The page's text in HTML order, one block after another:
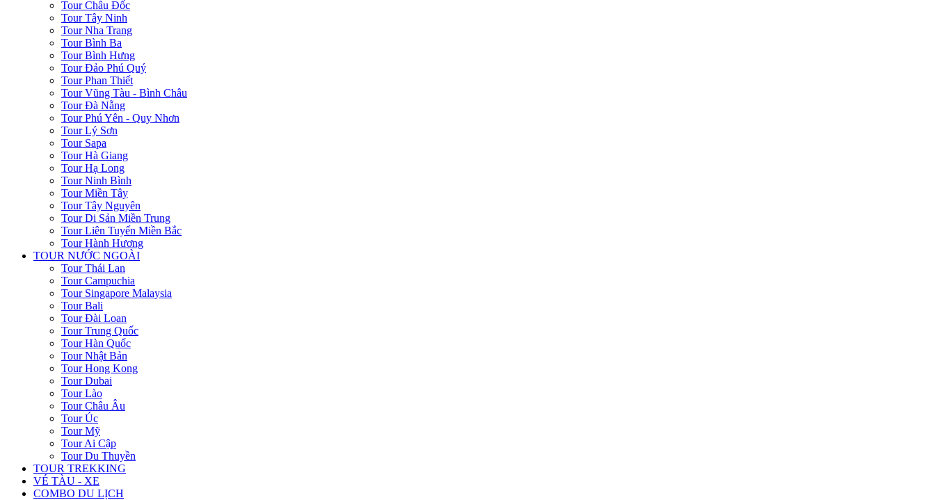
Tour Châu Đốc
Tour Tây Ninh
Tour Nha Trang
Tour Bình Ba
Tour Bình Hưng
Tour Đảo Phú Quý
Tour Phan Thiết
Tour Vũng Tàu - Bình Châu
Tour Đà Nẵng
Tour Phú Yên - Quy Nhơn
Tour Lý Sơn
Tour Sapa
Tour Hà Giang
Tour Hạ Long
Tour Ninh Bình
Tour Miền Tây
Tour Tây Nguyên
Tour Di Sản Miền Trung
Tour Liên Tuyến Miền Bắc
Tour Hành Hương
TOUR NƯỚC NGOÀI
Tour Thái Lan
Tour Campuchia
Tour Singapore Malaysia
Tour Bali
Tour Đài Loan
Tour Trung Quốc
Tour Hàn Quốc
Tour Nhật Bản
Tour Hong Kong
Tour Dubai
Tour Lào
Tour Châu Âu
Tour Úc
Tour Mỹ
Tour Ai Cập
Tour Du Thuyền
TOUR TREKKING
VÉ TÀU - XE
COMBO DU LỊCH